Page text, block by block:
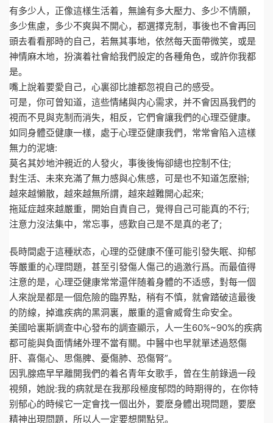
有多少人，正像這樣生活着，無論有多大壓力、多少不情願，
多少焦慮，多少不爽與不開心，都選擇克制，事後也不會再回
頭去看看那時的自己，若無其事地，依然每天面帶微笑，或是
神情麻木地，扮演着社會給我們設定的各種角色，或許你我都
是。
嘴上說着要愛自己，心裏卻比誰都忽視自己的感受。
可是，你可曾知道，這些情緒與内心需求，并不會因爲我們的
視而不見與克制而消失，相反，它們會讓我們的心理亞健康。
如同身體亞健康一樣，處于心理亞健康我們，常常會陷入這樣
無力的泥塘:
莫名其妙地沖親近的人發火，事後後悔卻總也控制不住;
對生活、未來充滿了無力感與心焦感，可是也不知道怎麽辦;
越來越懶散，越來越無所謂，越來越難開心起來;
拖延症越來越嚴重，開始自責自己，覺得自己可能真的不行;
注意力沒法集中，常忘事，感歎自己是不是真的老了;
長時間處于這種狀态，心理的亞健康不僅可能引發失眠、抑郁
等嚴重的心理問題，甚至引發傷人傷己的過激行爲。而最值得
注意的是，心理亞健康常常還伴随着身體的不适感，對每一個
人來說是都是一個危險的臨界點，稍有不慎，就會踏破這最後
的防線，掉進疾病的黑洞裏，嚴重的還會威脅生命安全。
美國哈裏斯調查中心發布的調查顯示，人一生60%~90%的疾病
都可能與負面情緒外理不當有關。中醫中也早就單述過怒傷
肝、喜傷心、思傷脾、憂傷肺、恐傷腎”。
因乳腺癌早早離開我們的着名青年女歌手，曾在生前錄過一段
視頻，她說:我的病就是在我那段極度郁悶的時期得的，在你特
别郁心的時候它一定會找一個出外，要麽身體出現問題，要麽
精神出現問題，所以人一定要想開點兒。